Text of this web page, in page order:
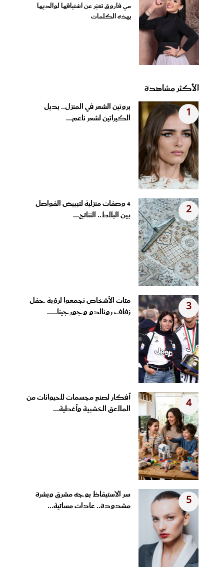
مي فاروق تعبّر عن اشتياقها لوالديها
بهذه الكلمات
الأكثر مشاهدة
1
بروتين الشعر في المنزل.. بديل
الكيراتين لشعر ناعم...
2
4 وصفات منزلية لتبييض الفواصل
بين البلاط.. النتائج...
3
مئات الأشخاص تجمعوا لرؤية حفل
زفاف رونالدو وجورجينا.....
4
أفكار لصنع مجسمات للحيوانات من
الملاعق الخشبية وأغطية...
5
سر الاستيقاظ بوجه مشرق وبشرة
مشدودة.. عادات مسائية...